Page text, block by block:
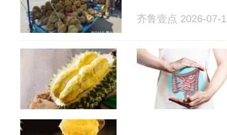
齐鲁壹点 2026-07-